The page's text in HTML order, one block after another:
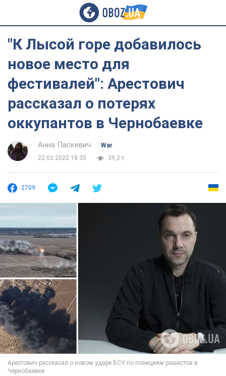
"К Лысой горе добавилось
новое место для
фестивалей": Арестович
рассказал о потерях
оккупантов в Чернобаевке
Анна Паскевич
War
22.03.2022 18:35
39,2 т.
2709